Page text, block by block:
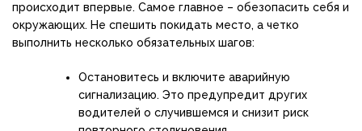
происходит впервые. Самое главное – обезопасить себя и
окружающих. Не спешить покидать место, а четко
выполнить несколько обязательных шагов:
Остановитесь и включите аварийную
сигнализацию. Это предупредит других
водителей о случившемся и снизит риск